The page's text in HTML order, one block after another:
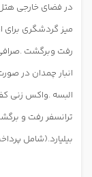
در فضای خارجی
میز گردشگری برای
رفت وبرگشت
انبار چمدان در
البسه .واکس زنی
ترانسفر رفت و
بیلیارد.(شامل